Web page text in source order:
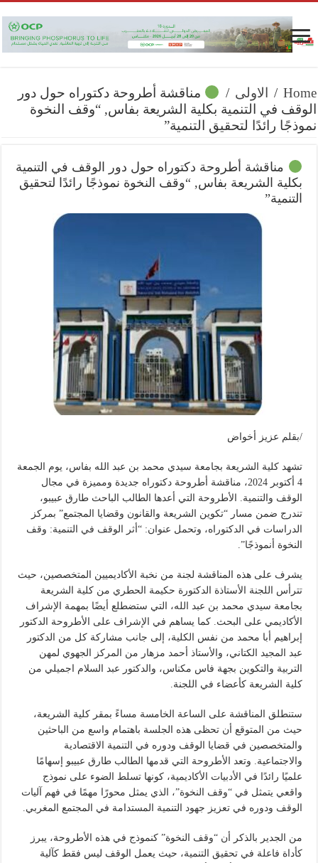
Home
/ الاولى /
مناقشة أطروحة دكتوراه حول دور
الوقف في التنمية بكلية الشريعة بفاس, “وقف النخوة
نموذجًا رائدًا لتحقيق التنمية”
مناقشة أطروحة دكتوراه حول دور الوقف في التنمية
بكلية الشريعة بفاس, “وقف النخوة نموذجًا رائدًا لتحقيق
التنمية”
/بقلم عزيز أخواض
تشهد كلية الشريعة بجامعة سيدي محمد بن عبد الله بفاس، يوم الجمعة
4 أكتوبر 2024، مناقشة أطروحة دكتوراه جديدة ومميزة في مجال
الوقف والتنمية. الأطروحة التي أعدها الطالب الباحث طارق عبيبو،
تندرج ضمن مسار “تكوين الشريعة والقانون وقضايا المجتمع” بمركز
الدراسات في الدكتوراه، وتحمل عنوان: “أثر الوقف في التنمية: وقف
النخوة أنموذجًا”.
يشرف على هذه المناقشة لجنة من نخبة الأكاديميين المتخصصين، حيث
تترأس اللجنة الأستاذة الدكتورة حكيمة الحطري من كلية الشريعة
بجامعة سيدي محمد بن عبد الله، التي ستضطلع أيضًا بمهمة الإشراف
الأكاديمي على البحث. كما يساهم في الإشراف على الأطروحة الدكتور
إبراهيم أبا محمد من نفس الكلية، إلى جانب مشاركة كل من الدكتور
عبد المجيد الكتاني، والأستاذ أحمد مزهار من المركز الجهوي لمهن
التربية والتكوين بجهة فاس مكناس، والدكتور عبد السلام اجميلي من
كلية الشريعة كأعضاء في اللجنة.
ستنطلق المناقشة على الساعة الخامسة مساءً بمقر كلية الشريعة،
حيث من المتوقع أن تحظى هذه الجلسة باهتمام واسع من الباحثين
والمتخصصين في قضايا الوقف ودوره في التنمية الاقتصادية
والاجتماعية. وتعد الأطروحة التي قدمها الطالب طارق عبيبو إسهامًا
علميًا رائدًا في الأدبيات الأكاديمية، كونها تسلط الضوء على نموذج
واقعي يتمثل في “وقف النخوة”، الذي يمثل محورًا مهمًا في فهم آليات
الوقف ودوره في تعزيز جهود التنمية المستدامة في المجتمع المغربي.
من الجدير بالذكر أن “وقف النخوة” كنموذج في هذه الأطروحة، يبرز
كأداة فاعلة في تحقيق التنمية، حيث يعمل الوقف ليس فقط كآلية